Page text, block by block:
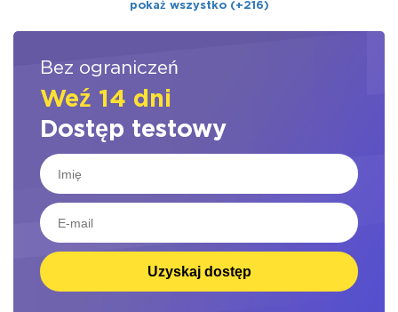
pokaż wszystko (+216)
Bez ograniczeń
Weź 14 dni
Dostęp testowy
Uzyskaj dostęp